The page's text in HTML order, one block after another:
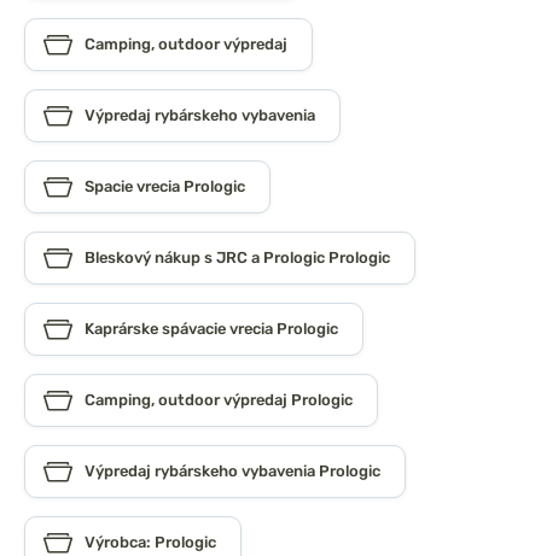
Camping, outdoor výpredaj
Výpredaj rybárskeho vybavenia
Spacie vrecia Prologic
Bleskový nákup s JRC a Prologic Prologic
Kaprárske spávacie vrecia Prologic
Camping, outdoor výpredaj Prologic
Výpredaj rybárskeho vybavenia Prologic
Výrobca: Prologic